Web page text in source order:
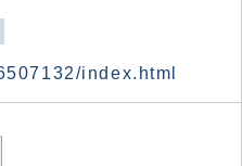
index.html